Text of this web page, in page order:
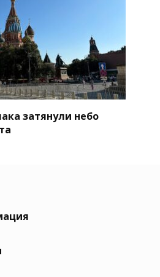
затянули небо